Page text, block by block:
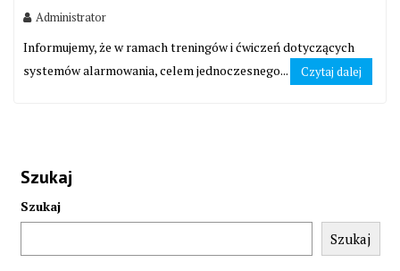
Administrator
Informujemy, że w ramach treningów i ćwiczeń dotyczących
systemów alarmowania, celem jednoczesnego...
Czytaj dalej
Szukaj
Szukaj
Szukaj